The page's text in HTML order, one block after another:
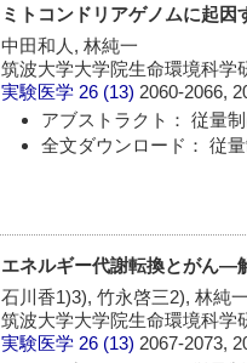
ミトコンドリアゲノムに起
中田和人, 林純一
筑波大学大学院生命環境科学
実験医学 26 (13) 2060-2066,
アブストラクト： 従量
全文ダウンロード： 従
エネルギー代謝転換とがん―
石川香1)3), 竹永啓三2), 林純
筑波大学大学院生命環境科学
実験医学 26 (13) 2067-2073,